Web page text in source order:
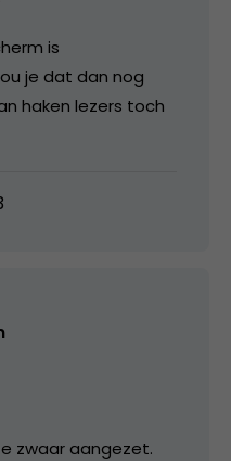
is
je dat dan nog
haken lezers toch
zwaar aangezet.